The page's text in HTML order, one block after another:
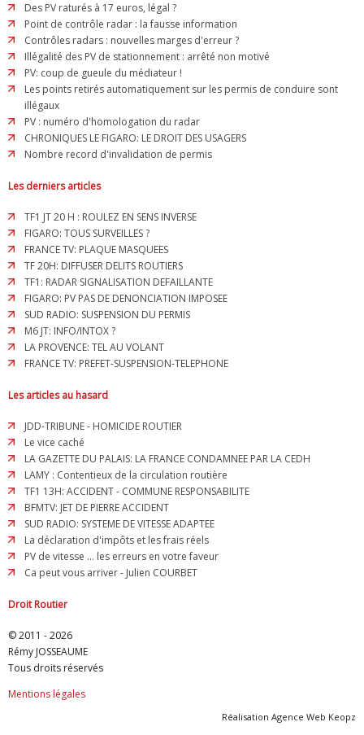
Des PV raturés à 17 euros, légal ?
Point de contrôle radar : la fausse information
Contrôles radars : nouvelles marges d'erreur ?
Illégalité des PV de stationnement : arrêté non motivé
PV: coup de gueule du médiateur !
Les points retirés automatiquement sur les permis de conduire sont
illégaux
PV : numéro d'homologation du radar
CHRONIQUES LE FIGARO: LE DROIT DES USAGERS
Nombre record d'invalidation de permis
Les derniers articles
TF1 JT 20 H : ROULEZ EN SENS INVERSE
FIGARO: TOUS SURVEILLES ?
FRANCE TV: PLAQUE MASQUEES
TF 20H: DIFFUSER DELITS ROUTIERS
TF1: RADAR SIGNALISATION DEFAILLANTE
FIGARO: PV PAS DE DENONCIATION IMPOSEE
SUD RADIO: SUSPENSION DU PERMIS
M6 JT: INFO/INTOX ?
LA PROVENCE: TEL AU VOLANT
FRANCE TV: PREFET-SUSPENSION-TELEPHONE
Les articles au hasard
JDD-TRIBUNE - HOMICIDE ROUTIER
Le vice caché
LA GAZETTE DU PALAIS: LA FRANCE CONDAMNEE PAR LA CEDH
LAMY : Contentieux de la circulation routière
TF1 13H: ACCIDENT - COMMUNE RESPONSABILITE
BFMTV: JET DE PIERRE ACCIDENT
SUD RADIO: SYSTEME DE VITESSE ADAPTEE
La déclaration d'impôts et les frais réels
PV de vitesse ... les erreurs en votre faveur
Ca peut vous arriver - Julien COURBET
Droit Routier
© 2011 - 2026
Rémy JOSSEAUME
Tous droits réservés
Mentions légales
Réalisation Agence Web Keopz